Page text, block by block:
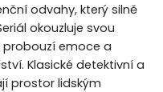
odvahy, který silně
okouzluje svou
emoce a
Klasické detektivní a
prostor lidským